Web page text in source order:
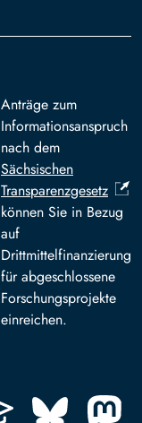
Anträge zum
Informationsanspruch
nach dem
Sächsischen
Transparenzgesetz
können Sie in Bezug
auf
Drittmittelfinanzierung
für abgeschlossene
Forschungsprojekte
einreichen.